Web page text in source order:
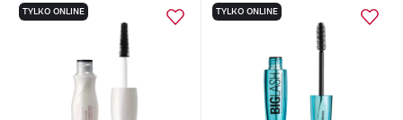
TYLKO ONLINE TYLKO ONLINE